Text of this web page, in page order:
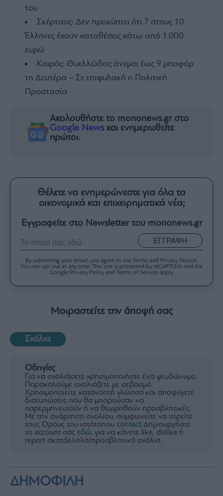
του
Σκέρτσος: Δεν προκύπτει ότι 7 στους 10
Έλληνες έχουν καταθέσεις κάτω από 1.000
ευρώ
Καιρός: Θυελλώδεις άνεμοι έως 9 μποφόρ
τη Δευτέρα – Σε επιφυλακή η Πολιτική
Προστασία
Ακολουθήστε το mononews.gr στο
Google News και ενημερωθείτε
πρώτοι.
Θέλετε να ενημερώνεστε για όλα τα
οικονομικά και επιχειρηματικά νέα;
Εγγραφείτε στο Newsletter του mononews.gr
ΕΓΓΡΑΦΗ
By submitting your email, you agree to our Terms and Privacy Notice.
You can opt out at any time. This site is protected by reCAPTCHA and the
Google Privacy Policy and Terms of Service apply.
Μοιραστείτε την άποψή σας
Σχόλια
Οδηγίες
Για να σχολιάσετε χρησιμοποιήστε ένα ψευδώνυμο.
Παρακαλούμε σχολιάζετε με σεβασμό.
Χρησιμοποιείτε κατανοητή γλώσσα και αποφύγετε
διατυπώσεις που θα μπορούσαν να
παρερμηνευτούν ή να θεωρηθούν προσβλητικές.
Με την ανάρτηση σχολίου, συμφωνείτε να τηρείτε
τους Όρους του ιστότοπου contactΔημιουργήστε
το account σας εδώ, για να κάνετε like, dislike ή
report ακατάλληλα/προσβλητικά σχόλια.
ΔΗΜΟΦΙΛΗ